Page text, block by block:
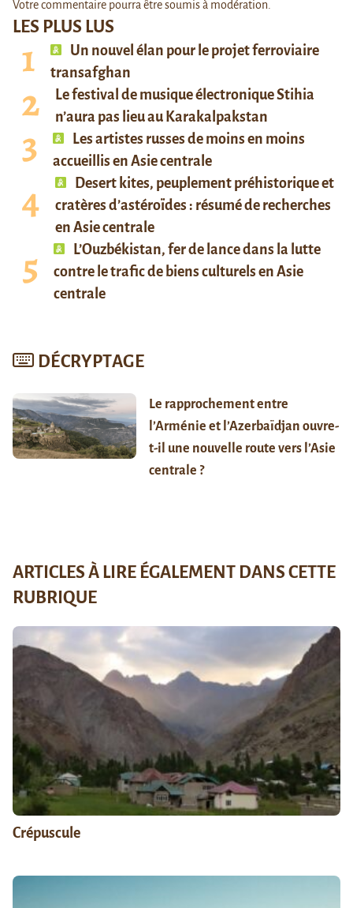
LES PLUS LUS
Un nouvel élan pour le projet ferroviaire
transafghan
Le festival de musique électronique Stihia
n’aura pas lieu au Karakalpakstan
Les artistes russes de moins en moins
accueillis en Asie centrale
Desert kites, peuplement préhistorique et
cratères d’astéroïdes : résumé de recherches
en Asie centrale
L’Ouzbékistan, fer de lance dans la lutte
contre le trafic de biens culturels en Asie
centrale
DÉCRYPTAGE
Le rapprochement entre
l’Arménie et l’Azerbaïdjan ouvre-
t-il une nouvelle route vers l’Asie
centrale ?
Votre commentaire pourra être soumis à modération.
ARTICLES À LIRE ÉGALEMENT DANS CETTE
RUBRIQUE
Crépuscule